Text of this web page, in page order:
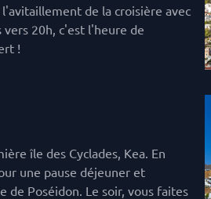
de la croisière avec
20h, c'est l'heure de
!
île des Cyclades, Kea. En
une pause déjeuner et
de Poséidon. Le soir, vous faites